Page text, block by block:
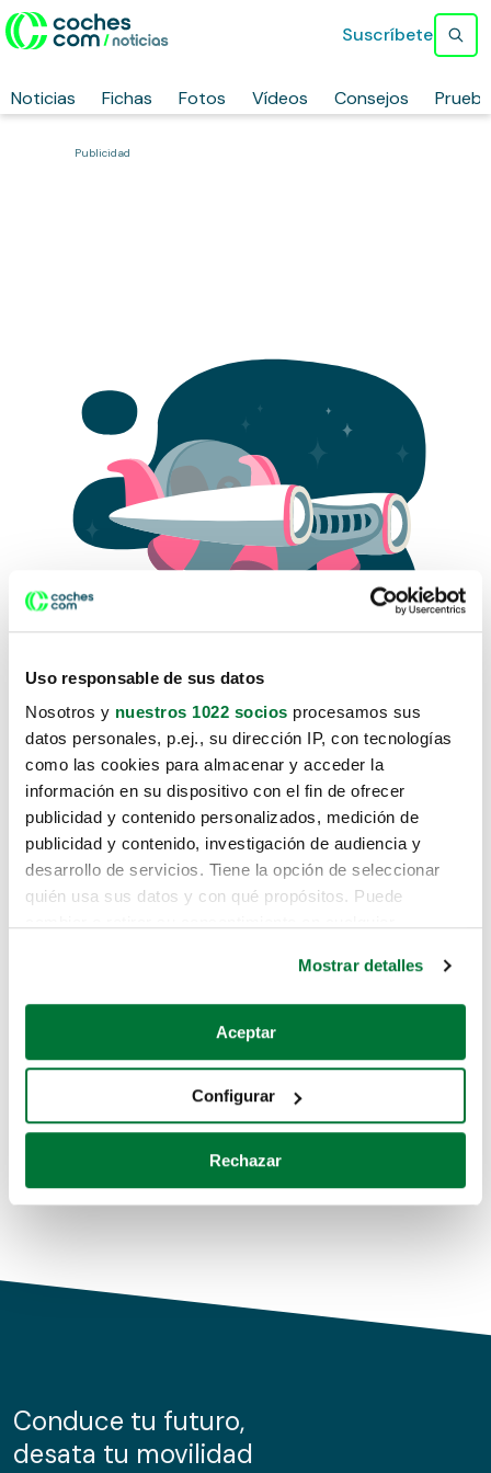
Uso responsable de sus datos
Nosotros y nuestros 1022 socios procesamos sus
datos personales, p.ej., su dirección IP, con tecnologías
como las cookies para almacenar y acceder la
información en su dispositivo con el fin de ofrecer
publicidad y contenido personalizados, medición de
publicidad y contenido, investigación de audiencia y
desarrollo de servicios. Tiene la opción de seleccionar
quién usa sus datos y con qué propósitos. Puede
Si lo permite, también quisiéramos:
Recopilar información sobre su ubicación geográfica
Identificar su dispositivo analizándolo activamente
para buscar características específicas (huellas
Obtenga más información sobre cómo se procesan sus
de cookies.
información sobre el uso que haga del sitio web con
nuestros partners de redes sociales, publicidad y análisis
Mostrar detalles
Aceptar
Configurar
Rechazar
Noticias Fichas Fotos Vídeos Consejos
Suscríbete
Publicidad
Lo sentimos, no sabemos como
te hemos traido hasta aquí.
Pero puedes encontrar el coche que estás
buscando en alguno de estos enlaces:
Coches de segunda mano
Coches de km0
Conduce tu futuro,
desata tu movilidad